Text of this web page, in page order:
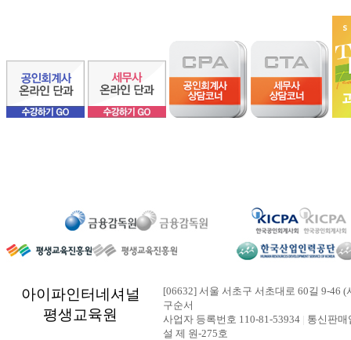
아이파인터네셔널
평생교육원
[06632] 서울 서초구 서초대로 60길 9-46
구순서
사업자 등록번호 110-81-53934
통신판
설 제 원-275호